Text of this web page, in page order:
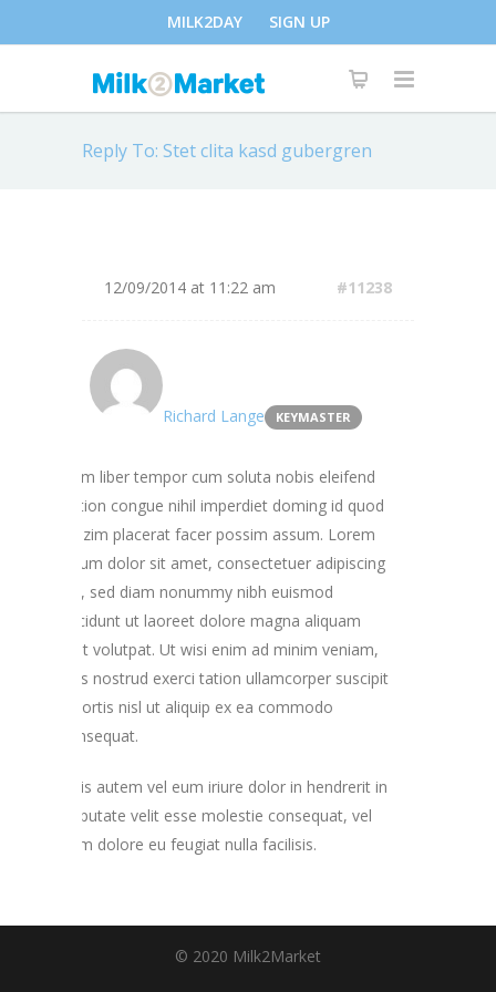
MILK2DAY SIGN UP
Reply To: Stet clita kasd gubergren
12/09/2014 at 11:22 am #11238
Richard Lange KEYMASTER
Nam liber tempor cum soluta nobis eleifend
option congue nihil imperdiet doming id quod
mazim placerat facer possim assum. Lorem
ipsum dolor sit amet, consectetuer adipiscing
elit, sed diam nonummy nibh euismod
tincidunt ut laoreet dolore magna aliquam
erat volutpat. Ut wisi enim ad minim veniam,
quis nostrud exerci tation ullamcorper suscipit
lobortis nisl ut aliquip ex ea commodo
consequat.
Duis autem vel eum iriure dolor in hendrerit in
vulputate velit esse molestie consequat, vel
illum dolore eu feugiat nulla facilisis.
© 2020 Milk2Market